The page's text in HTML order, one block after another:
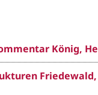
König,
Friedewald,